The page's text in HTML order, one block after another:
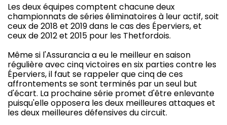
Les deux équipes comptent chacune deux
championnats de séries éliminatoires à leur actif, soit
ceux de 2018 et 2019 dans le cas des Éperviers, et
ceux de 2012 et 2015 pour les Thetfordois.
Même si l'Assurancia a eu le meilleur en saison
régulière avec cinq victoires en six parties contre les
Éperviers, il faut se rappeler que cinq de ces
affrontements se sont terminés par un seul but
d'écart. La prochaine série promet d'être enlevante
puisqu'elle opposera les deux meilleures attaques et
les deux meilleures défensives du circuit.